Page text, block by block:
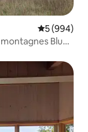
Évaluation
5 (994)
Blue